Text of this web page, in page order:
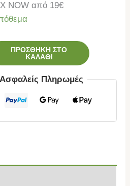
NOW από 19€
ΠΡΟΣΘΉΚΗ ΣΤΟ
ΚΑΛΆΘΙ
Πληρωμές